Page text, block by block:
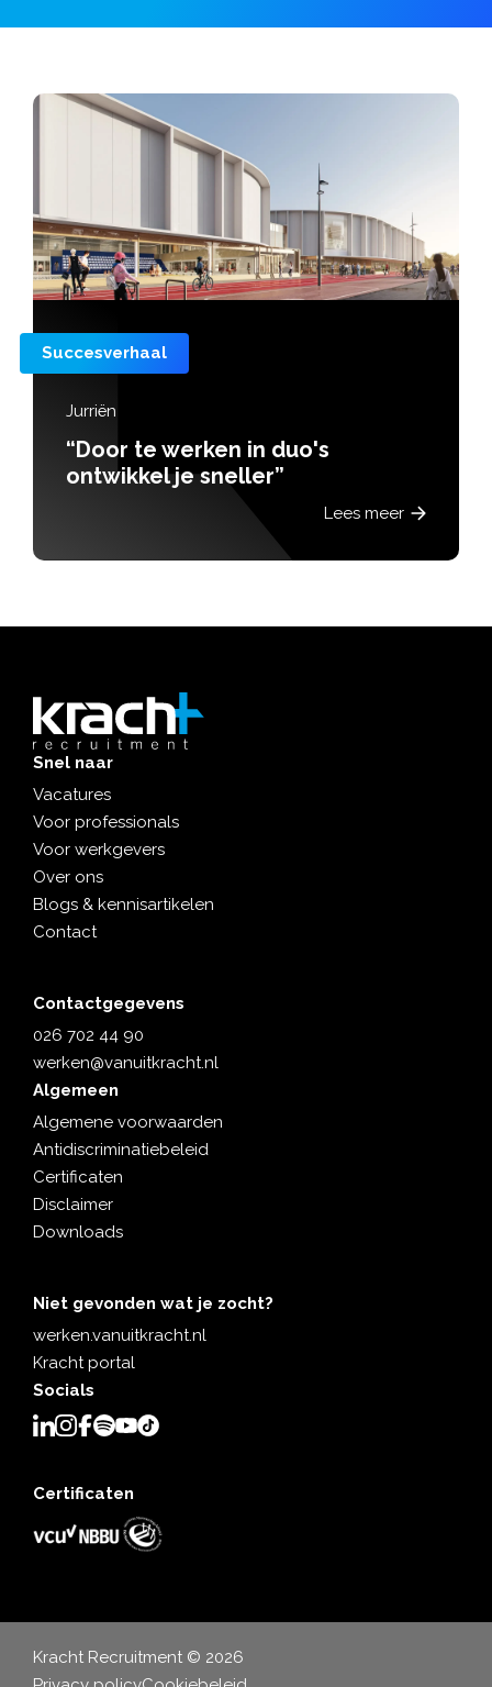
Succesverhaal
Jurriën
“Door te werken in duo's
ontwikkel je sneller”
Lees meer
Snel naar
Vacatures
Voor professionals
Voor werkgevers
Over ons
Blogs & kennisartikelen
Contact
Contactgegevens
026 702 44 90
werken@vanuitkracht.nl
Algemeen
Algemene voorwaarden
Antidiscriminatiebeleid
Certificaten
Disclaimer
Downloads
Niet gevonden wat je zocht?
werken.vanuitkracht.nl
Kracht portal
Socials
Certificaten
Kracht Recruitment © 2026